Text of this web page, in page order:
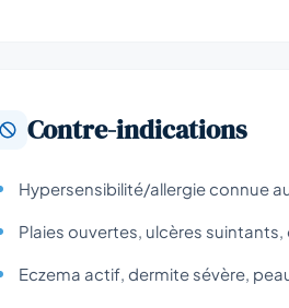
Contre-indications
Hypersensibilité/allergie connue
Plaies ouvertes, ulcères
Eczema actif, dermite sévère,